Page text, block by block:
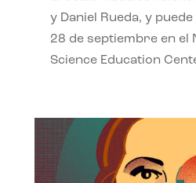
y Daniel Rueda, y
28 de septiembre en el
Science Education